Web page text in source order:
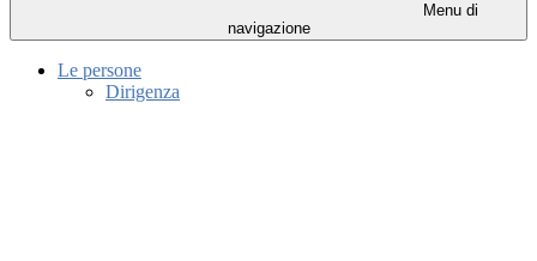
Menu di
navigazione
Le persone
Dirigenza